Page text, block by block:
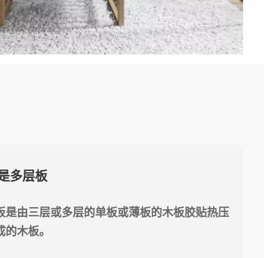
司告诉你甲醛中毒都有哪些症状？
清晨起床时，感到憋闷、恶心、甚至头晕目